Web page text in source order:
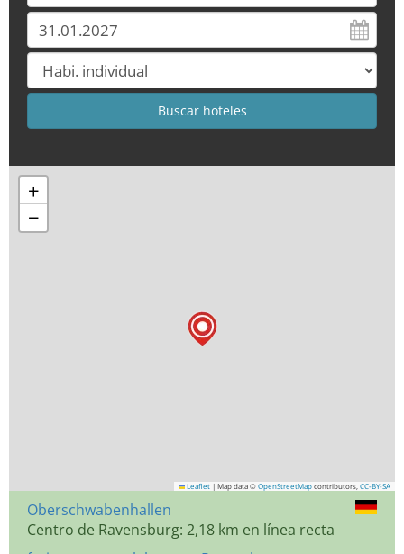
+
−
Leaflet | Map data © OpenStreetMap contributors, CC-BY-SA
Oberschwabenhallen
Centro de Ravensburg: 2,18 km en línea recta